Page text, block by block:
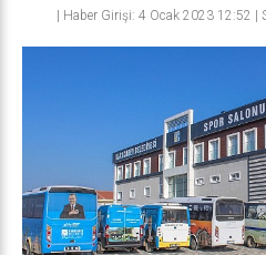
Haber Girişi: 4 Ocak 2023 12:52 |